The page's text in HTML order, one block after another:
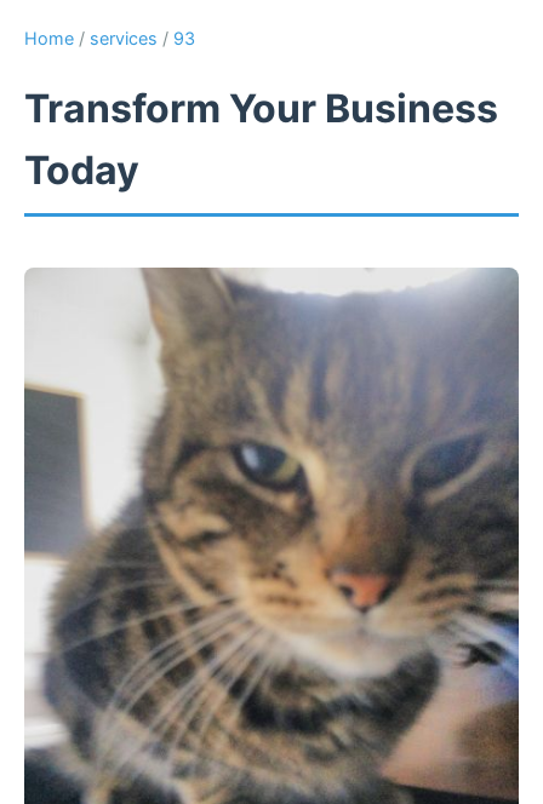
Home / services / 93
Transform Your Business
Today